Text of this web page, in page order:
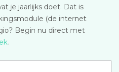
je jaarlijks doet. Dat is
(de internet
Begin nu direct met
.